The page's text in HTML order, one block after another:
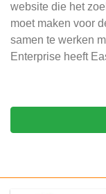
website die het
moet maken voor
samen te werken
Enterprise heeft